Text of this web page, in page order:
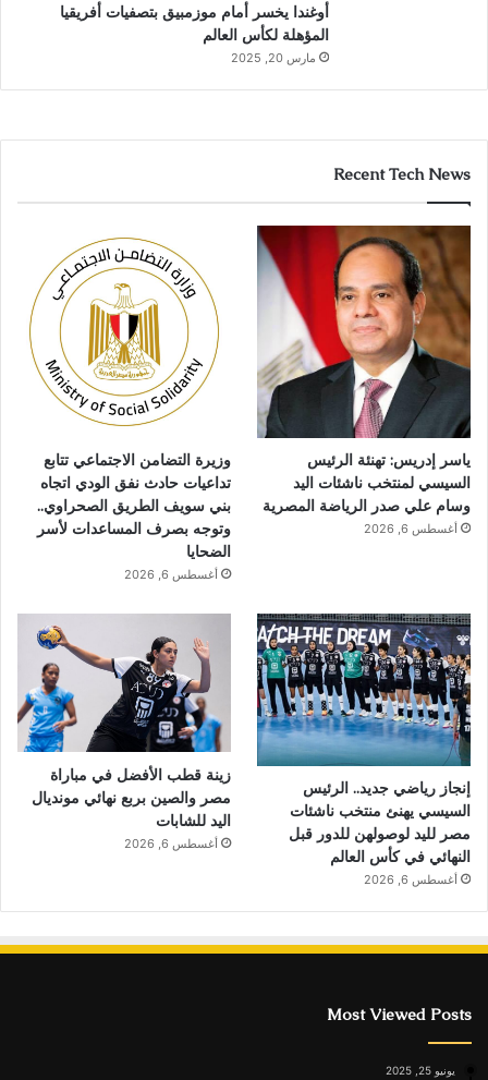
أوغندا يخسر أمام موزمبيق بتصفيات أفريقيا
المؤهلة لكأس العالم
مارس 20, 2025
Recent Tech News
ياسر إدريس: تهنئة الرئيس
السيسي لمنتخب ناشئات اليد
وسام علي صدر الرياضة المصرية
أغسطس 6, 2026
وزيرة التضامن الاجتماعي تتابع
تداعيات حادث نفق الودي اتجاه
بني سويف الطريق الصحراوي..
وتوجه بصرف المساعدات لأسر
الضحايا
أغسطس 6, 2026
إنجاز رياضي جديد.. الرئيس
السيسي يهنئ منتخب ناشئات
مصر لليد لوصولهن للدور قبل
النهائي في كأس العالم
أغسطس 6, 2026
زينة قطب الأفضل في مباراة
مصر والصين بربع نهائي مونديال
اليد للشابات
أغسطس 6, 2026
Most Viewed Posts
يونيو 25, 2025